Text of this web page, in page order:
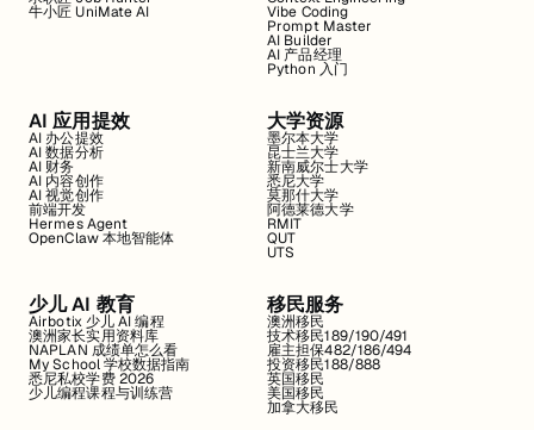
牛小匠 UniMate AI Vibe Coding
Prompt Master
AI Builder
AI 产品经理
Python 入门
AI 应用提效
AI 办公提效
AI 数据分析
AI 财务
AI 内容创作
AI 视觉创作
前端开发
Hermes Agent
OpenClaw 本地智能体
大学资源
墨尔本大学
昆士兰大学
新南威尔士大学
悉尼大学
莫那什大学
阿德莱德大学
RMIT
QUT
UTS
少儿 AI 教育
Airbotix 少儿 AI 编程
澳洲家长实用资料库
NAPLAN 成绩单怎么看
My School 学校数据指南
悉尼私校学费 2026
少儿编程课程与训练营
移民服务
澳洲移民
技术移民189/190/491
雇主担保482/186/494
投资移民188/888
英国移民
美国移民
加拿大移民